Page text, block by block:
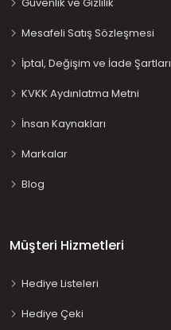
Mesafeli Satış Sözleşmesi
İptal, Değişim ve İade Şartları
KVKK Aydınlatma Metni
İnsan Kaynakları
Markalar
Blog
Müşteri Hizmetleri
Hediye Listeleri
Hediye Çeki